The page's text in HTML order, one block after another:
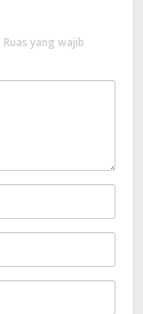
Ruas yang wajib